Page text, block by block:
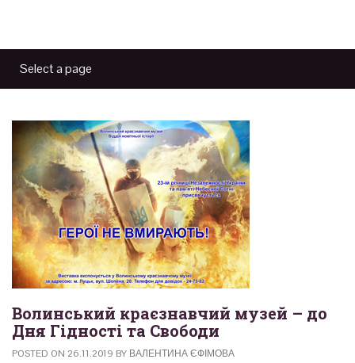
Волинський краєзнавчий музей – до
Дня Гідності та Свободи
POSTED ON 26.11.2019 BY ВАЛЕНТИНА ЄФІМОВА